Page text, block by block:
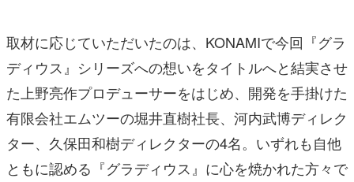
取材に応じていただいたのは、KONAMIで今回『グラ
ディウス』シリーズへの想いをタイトルへと結実させ
た上野亮作プロデューサーをはじめ、開発を手掛けた
有限会社エムツーの堀井直樹社長、河内武博ディレク
ター、久保田和樹ディレクターの4名。いずれも自他
ともに認める『グラディウス』に心を焼かれた方々で